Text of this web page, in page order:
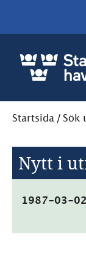
Startsida / Sök
Nytt i
1987-03-02
(pdf,